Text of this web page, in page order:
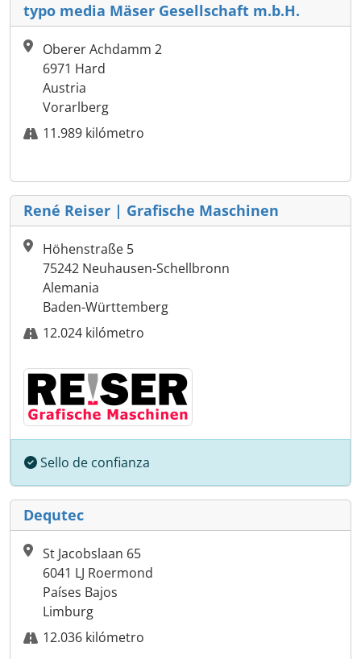
typo media Mäser Gesellschaft m.b.H.
Oberer Achdamm 2
6971 Hard
Austria
Vorarlberg
11.989 kilómetro
René Reiser | Grafische Maschinen
Höhenstraße 5
75242 Neuhausen-Schellbronn
Alemania
Baden-Württemberg
12.024 kilómetro
Sello de confianza
Dequtec
St Jacobslaan 65
6041 LJ Roermond
Países Bajos
Limburg
12.036 kilómetro